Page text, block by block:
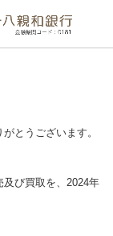
とうございます。
び買取を、2024年